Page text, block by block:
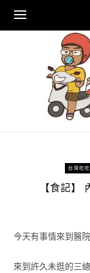
content
台灣吃
【食記】
今天有事情來到醫
來到許久未逛的三